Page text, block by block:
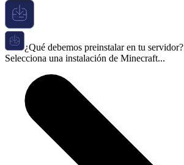
¿Qué debemos preinstalar en tu servidor?
Selecciona una instalación de Minecraft...